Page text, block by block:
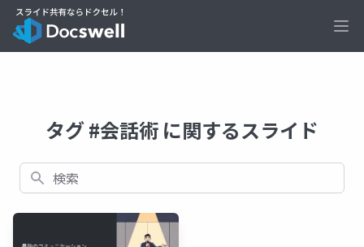
タグ #会話術 に関するスライド
検索